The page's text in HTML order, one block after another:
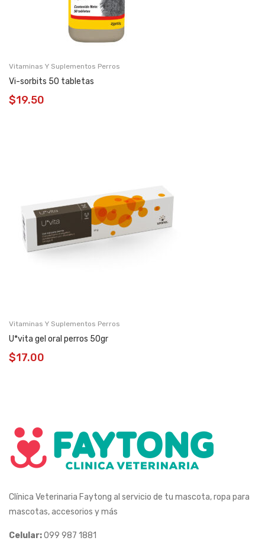
Vitaminas Y Suplementos Perros
Vi-sorbits 50 tabletas
$19.50
Vitaminas Y Suplementos Perros
U*vita gel oral perros 50gr
$17.00
Clínica Veterinaria Faytong al servicio de tu mascota, ropa para
mascotas, accesorios y más
Celular:099 987 1881